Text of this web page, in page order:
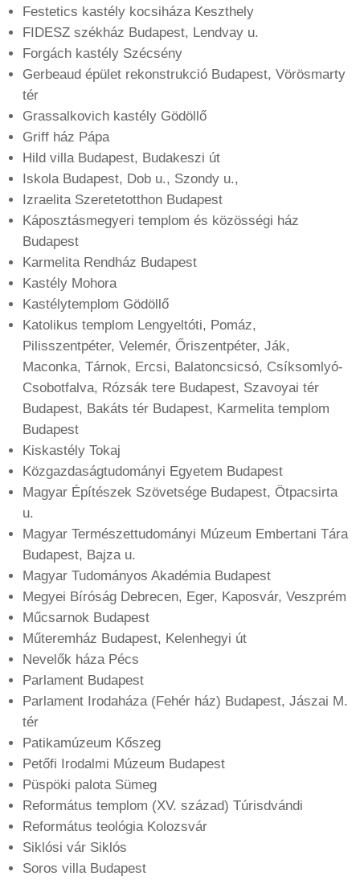
Festetics kastély kocsiháza Keszthely
FIDESZ székház Budapest, Lendvay u.
Forgách kastély Szécsény
Gerbeaud épület rekonstrukció Budapest, Vörösmarty
tér
Grassalkovich kastély Gödöllő
Griff ház Pápa
Hild villa Budapest, Budakeszi út
Iskola Budapest, Dob u., Szondy u.,
Izraelita Szeretetotthon Budapest
Káposztásmegyeri templom és közösségi ház
Budapest
Karmelita Rendház Budapest
Kastély Mohora
Kastélytemplom Gödöllő
Katolikus templom Lengyeltóti, Pomáz,
Pilisszentpéter, Velemér, Őriszentpéter, Ják,
Maconka, Tárnok, Ercsi, Balatoncsicsó, Csíksomlyó-
Csobotfalva, Rózsák tere Budapest, Szavoyai tér
Budapest, Bakáts tér Budapest, Karmelita templom
Budapest
Kiskastély Tokaj
Közgazdaságtudományi Egyetem Budapest
Magyar Építészek Szövetsége Budapest, Ötpacsirta
u.
Magyar Természettudományi Múzeum Embertani Tára
Budapest, Bajza u.
Magyar Tudományos Akadémia Budapest
Megyei Bíróság Debrecen, Eger, Kaposvár, Veszprém
Műcsarnok Budapest
Műteremház Budapest, Kelenhegyi út
Nevelők háza Pécs
Parlament Budapest
Parlament Irodaháza (Fehér ház) Budapest, Jászai M.
tér
Patikamúzeum Kőszeg
Petőfi Irodalmi Múzeum Budapest
Püspöki palota Sümeg
Református templom (XV. század) Túrisdvándi
Református teológia Kolozsvár
Siklósi vár Siklós
Soros villa Budapest